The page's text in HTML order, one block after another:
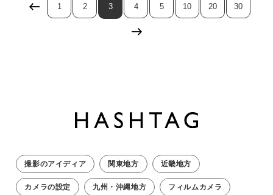
1 2 3 4 5 10 20 30
撮影のアイディア 関東地方 近畿地方
カメラの設定 九州・沖縄地方 フィルムカメラ